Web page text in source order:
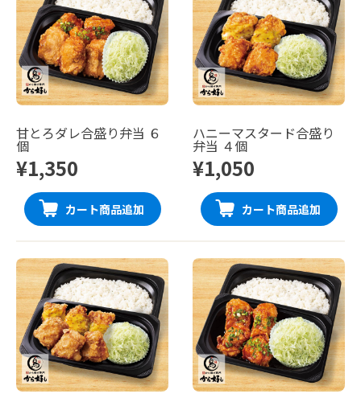
甘とろダレ合盛り弁当 ６
個
¥1,350
カート商品追加
ハニーマスタード合盛り
弁当 ４個
¥1,050
カート商品追加